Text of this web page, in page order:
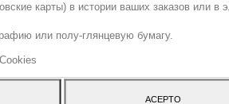
карты) в истории ваших заказов или
или полу-глянцевую бумагу.
user experience and we consider that you are accepting
ACEPTO